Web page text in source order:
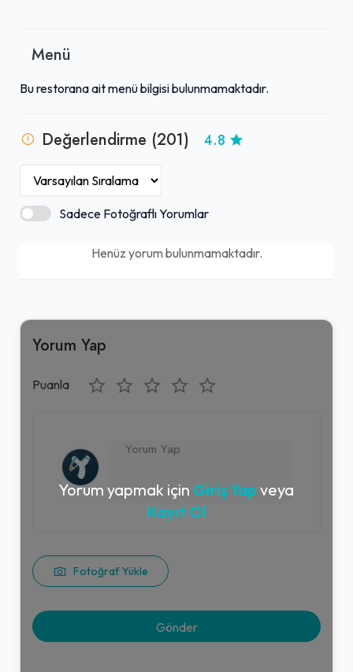
Menü
Bu restorana ait menü bilgisi bulunmamaktadır.
Değerlendirme (201) 4.8
Sadece Fotoğraflı Yorumlar
Henüz yorum bulunmamaktadır.
Yorum Yap
Puanla
Fotoğraf Yükle
Yorum yapmak için Giriş Yap veya
Kayıt Ol